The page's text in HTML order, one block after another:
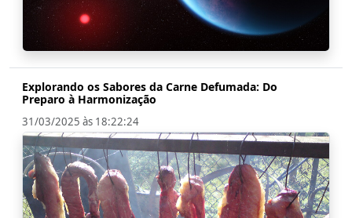
Explorando os Sabores da Carne Defumada: Do
Preparo à Harmonização
31/03/2025 às 18:22:24